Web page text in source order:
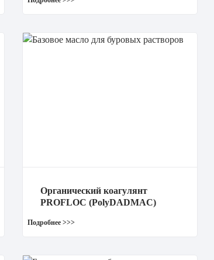
Органический коагулянт
PROFLOC (PolyDADMAC)